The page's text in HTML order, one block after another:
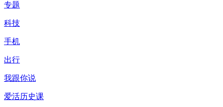
专题
科技
手机
出行
我跟你说
爱活历史课